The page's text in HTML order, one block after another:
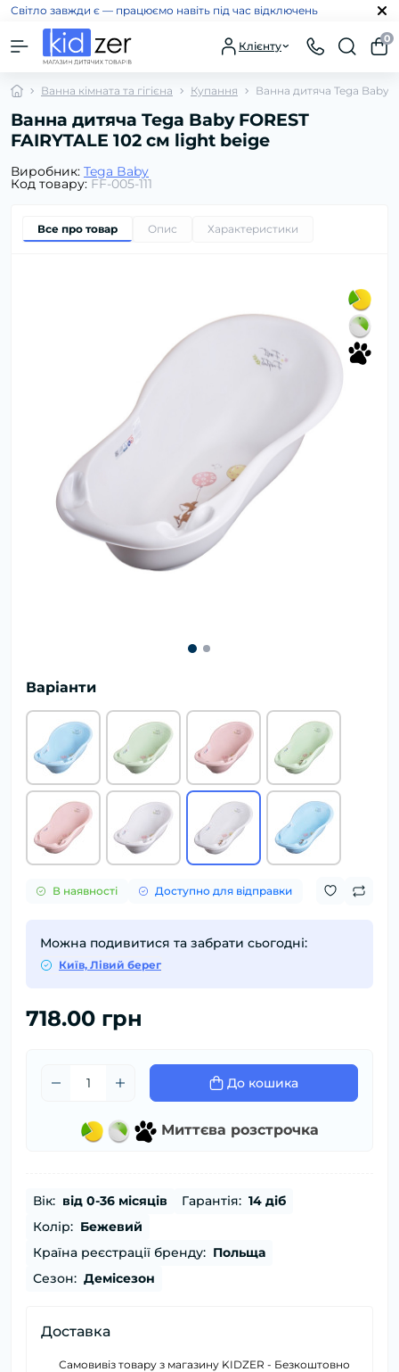
Світло завжди є — працюємо навіть під час відключень
Клієнту
0
Ванна кімната та гігієна Купання Ванна дитяча Tega Baby
Ванна дитяча Tega Baby FOREST
FAIRYTALE 102 см light beige
Виробник: Tega Baby
Код товару: FF-005-111
Все про товар Опис Характеристики
Варіанти
В наявності Доступно для відправки
Можна подивитися та забрати сьогодні:
Київ, Лівий берег
718.00 грн
До кошика
Миттєва розстрочка
Вік: від 0-36 місяців Гарантія: 14 діб
Колір: Бежевий
Країна реєстрації бренду: Польща
Сезон: Демісезон
Доставка
Самовивіз товару з магазину KIDZER - Безкоштовно